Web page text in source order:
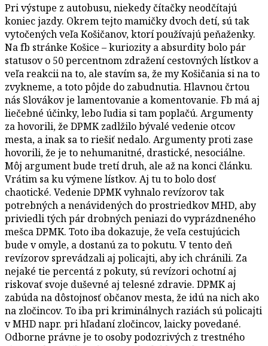
Pri výstupe z autobusu, niekedy čítačky neodčítajú
koniec jazdy. Okrem tejto mamičky dvoch detí, sú tak
vytočených veľa Košičanov, ktorí používajú peňaženky.
Na fb stránke Košice – kuriozity a absurdity bolo pár
statusov o 50 percentnom zdražení cestovných lístkov a
veľa reakcii na to, ale stavím sa, že my Košičania si na to
zvykneme, a toto pôjde do zabudnutia. Hlavnou črtou
nás Slovákov je lamentovanie a komentovanie. Fb má aj
liečebné účinky, lebo ľudia si tam poplačú. Argumenty
za hovorili, že DPMK zadlžilo bývalé vedenie otcov
mesta, a inak sa to riešiť nedalo. Argumenty proti zase
hovorili, že je to nehumanitné, drastické, nesociálne.
Môj argument bude tretí druh, ale až na konci článku.
Vrátim sa ku výmene lístkov. Aj tu to bolo dosť
chaotické. Vedenie DPMK vyhnalo revízorov tak
potrebných a nenávidených do prostriedkov MHD, aby
priviedli tých pár drobných peniazi do vyprázdneného
mešca DPMK. Toto iba dokazuje, že veľa cestujúcich
bude v omyle, a dostanú za to pokutu. V tento deň
revízorov sprevádzali aj policajti, aby ich chránili. Za
nejaké tie percentá z pokuty, sú revízori ochotní aj
riskovať svoje duševné aj telesné zdravie. DPMK aj
zabúda na dôstojnosť občanov mesta, že idú na nich ako
na zločincov. To iba pri kriminálnych raziách sú policajti
v MHD napr. pri hľadaní zločincov, laicky povedané.
Odborne právne je to osoby podozrivých z trestného